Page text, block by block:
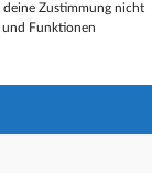
deine Zustimmung nicht
und Funktionen